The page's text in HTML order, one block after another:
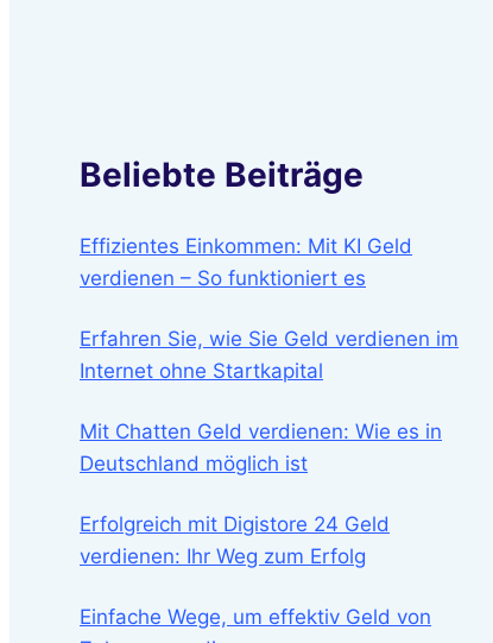
Beliebte Beiträge
Effizientes Einkommen: Mit KI Geld
verdienen – So funktioniert es
Erfahren Sie, wie Sie Geld verdienen im
Internet ohne Startkapital
Mit Chatten Geld verdienen: Wie es in
Deutschland möglich ist
Erfolgreich mit Digistore 24 Geld
verdienen: Ihr Weg zum Erfolg
Einfache Wege, um effektiv Geld von